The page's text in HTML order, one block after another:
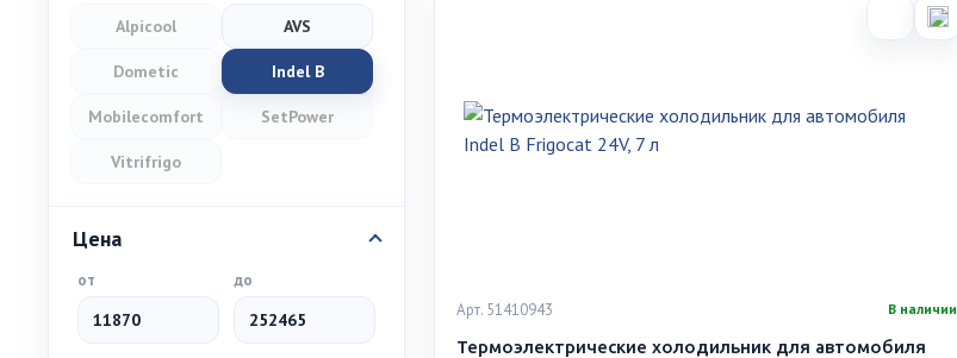
Alpicool AVS
Dometic Indel B
Mobilecomfort SetPower
Vitrifrigo
Цена
от до
Арт. 51410943 В наличии
Термоэлектрические холодильник для автомобиля